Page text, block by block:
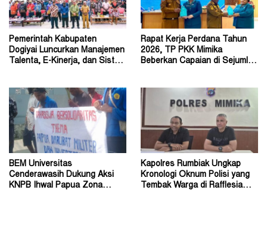
Pemerintah Kabupaten
Dogiyai Luncurkan Manajemen
Talenta, E-Kinerja, dan Sistem
Rapat Kerja Perdana Tahun
2026, TP PKK Mimika
Beberkan Capaian di Sejumlah
BEM Universitas
Cenderawasih Dukung Aksi
KNPB Ihwal Papua Zona
Kapolres Rumbiak Ungkap
Kronologi Oknum Polisi yang
Tembak Warga di Rafflesia